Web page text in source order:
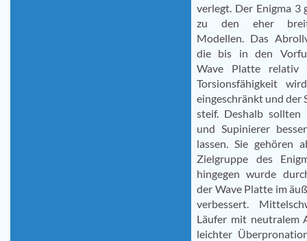
verlegt. Der Enigma 3
zu den eher
Modellen. Das
die bis in den
Wave Platte relativ
Torsionsfähigkeit
eingeschränkt und der
steif. Deshalb sollten
und Supinierer
lassen. Sie gehören
Zielgruppe des
hingegen wurde
der Wave Platte im
verbessert.
Läufer mit neutralem
leichter